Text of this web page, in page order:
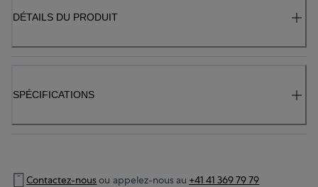
DÉTAILS DU PRODUIT
SPÉCIFICATIONS
Contactez-nousou appelez-nous au +41 41 369 79 79